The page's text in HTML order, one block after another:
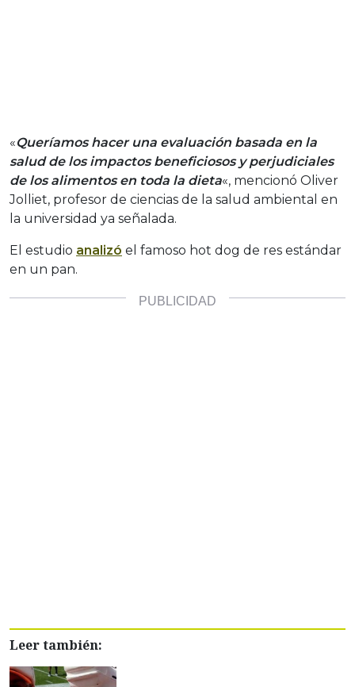
«Queríamos hacer una evaluación basada en la
salud de los impactos beneficiosos y perjudiciales
de los alimentos en toda la dieta«, mencionó Oliver
Jolliet, profesor de ciencias de la salud ambiental en
la universidad ya señalada.
El estudio analizó el famoso hot dog de res estándar
en un pan.
Leer también: